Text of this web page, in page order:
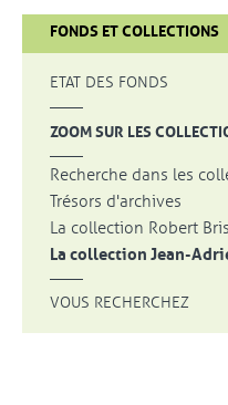
FONDS ET COLLECTIONS
ETAT DES FONDS
ZOOM SUR LES
Recherche dans les
Trésors d'archives
La collection Robert
La collection Jean-
VOUS RECHERCHEZ